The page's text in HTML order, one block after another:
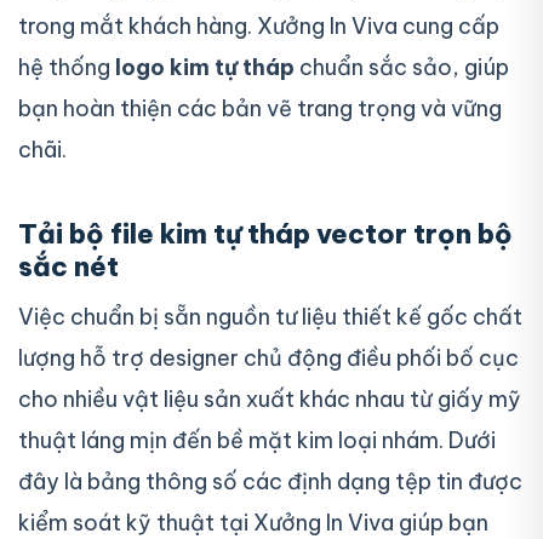
trong mắt khách hàng. Xưởng In Viva cung cấp
hệ thống logo kim tự tháp chuẩn sắc sảo, giúp
bạn hoàn thiện các bản vẽ trang trọng và vững
chãi.
Tải bộ file kim tự tháp vector trọn bộ
sắc nét
Việc chuẩn bị sẵn nguồn tư liệu thiết kế gốc chất
lượng hỗ trợ designer chủ động điều phối bố cục
cho nhiều vật liệu sản xuất khác nhau từ giấy mỹ
thuật láng mịn đến bề mặt kim loại nhám. Dưới
đây là bảng thông số các định dạng tệp tin được
kiểm soát kỹ thuật tại Xưởng In Viva giúp bạn